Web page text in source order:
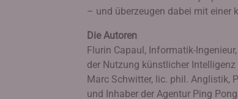
– und überzeugen dabei mit einer
Die Autoren
Flurin Capaul, Informatik-
der Nutzung künstlicher
Marc Schwitter, lic. phil. Anglistik,
und Inhaber der Agentur Ping